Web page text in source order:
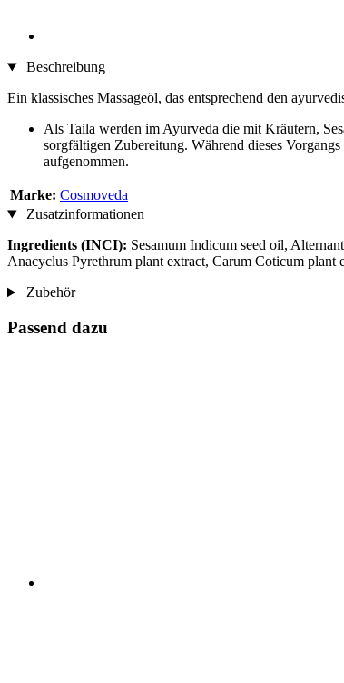
Beschreibung
Ein klassisches Massageöl, das entsprechend den
Als Taila werden im Ayurveda die mit Kräutern,
sorgfältigen Zubereitung. Während dieses
aufgenommen.
Marke: Cosmoveda
Zusatzinformationen
Ingredients (INCI): Sesamum Indicum seed oil,
Anacyclus Pyrethrum plant extract, Carum Coticum
Zubehör
Passend dazu